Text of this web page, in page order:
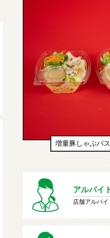
増量豚しゃぶパ
アルバイ
店舗アルバ